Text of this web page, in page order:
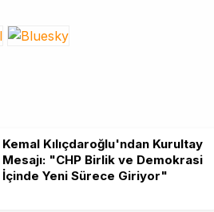
Kemal Kılıçdaroğlu'ndan Kurultay
Mesajı: "CHP Birlik ve Demokrasi
İçinde Yeni Sürece Giriyor"